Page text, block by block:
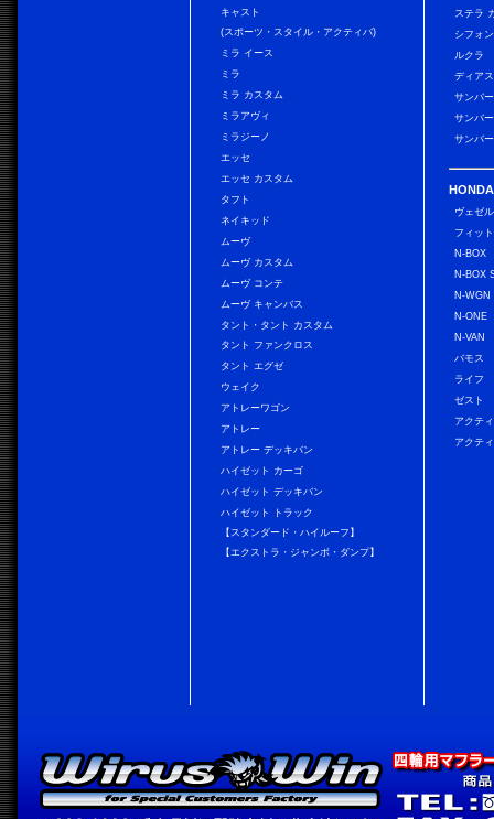
キャスト
(スポーツ・スタイル・アクティバ)
ミラ イース
ミラ
ミラ カスタム
ミラアヴィ
ミラジーノ
エッセ
エッセ カスタム
タフト
ネイキッド
ムーヴ
ムーヴ カスタム
ムーヴ コンテ
ムーヴ キャンバス
タント・タント カスタム
タント ファンクロス
タント エグゼ
ウェイク
アトレーワゴン
アトレー
アトレー デッキバン
ハイゼット カーゴ
ハイゼット デッキバン
ハイゼット トラック
【スタンダード・ハイルーフ】
【エクストラ・ジャンボ・ダンプ】
ステラ
シフォ
ルクラ
ディア
サンバ
サンバ
サンバ
HONDA
ヴェゼル
フィット
N-BOX
N-BOX
N-WGN
N-ONE
N-VAN
バモス
ライフ
ゼスト
アクテ
アクテ